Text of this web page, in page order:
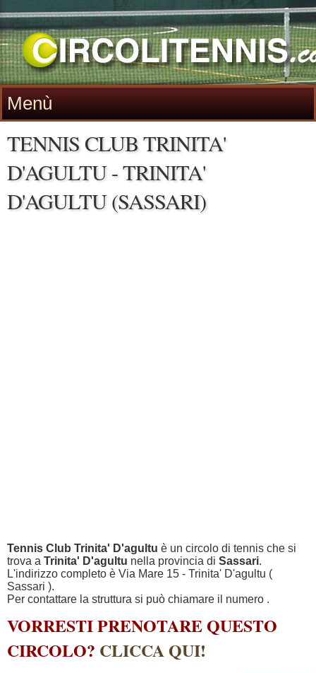
Menù
TENNIS CLUB TRINITA'
D'AGULTU - TRINITA'
D'AGULTU (SASSARI)
Tennis Club Trinita' D'agultu è un circolo di tennis che si
trova a Trinita' D'agultu nella provincia di Sassari.
L'indirizzo completo è Via Mare 15 - Trinita' D'agultu (
Sassari ).
Per contattare la struttura si può chiamare il numero .
VORRESTI PRENOTARE QUESTO
CIRCOLO? CLICCA QUI!